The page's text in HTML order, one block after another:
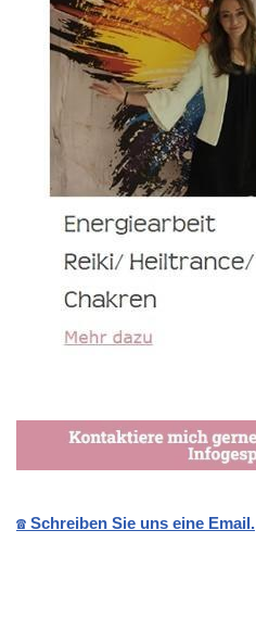
☎️ Schreiben Sie uns eine Email.